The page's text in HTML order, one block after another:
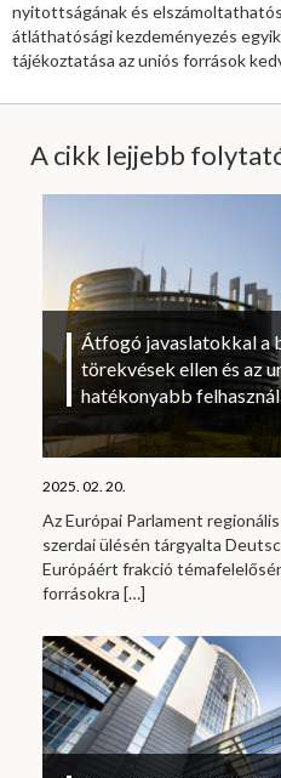
nyitottságának és
átláthatósági kezdeményezés
tájékoztatása az uniós források
A cikk lejjebb
Átfogó javaslatokkal a
törekvések ellen és az
hatékonyabb
2025. 02. 20.
Az Európai Parlament
szerdai ülésén tárgyalta
Európáért frakció
forrásokra […]